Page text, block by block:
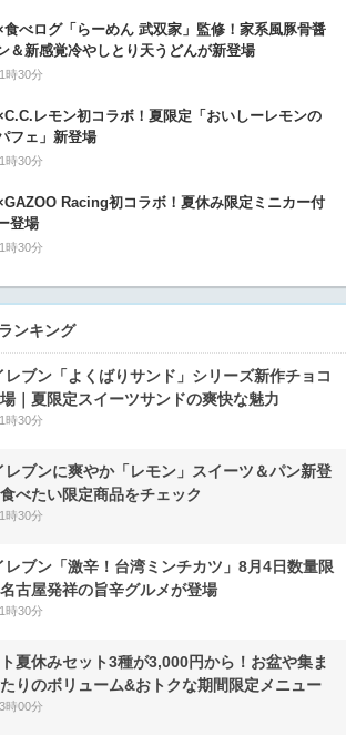
食べログ「らーめん 武双家」監修！家系風豚骨醤
＆新感覚冷やしとり天うどんが新登場
時30分
レモン初コラボ！夏限定「おいしーレモンの
フェ」新登場
時30分
Racing初コラボ！夏休み限定ミニカー付
登場
時30分
ンキング
レブン「よくばりサンド」シリーズ新作チョコ
｜夏限定スイーツサンドの爽快な魅力
時30分
レブンに爽やか「レモン」スイーツ＆パン新登
べたい限定商品をチェック
時30分
レブン「激辛！台湾ミンチカツ」8月4日数量限
古屋発祥の旨辛グルメが登場
時30分
夏休みセット3種が3,000円から！お盆や集ま
りのボリューム&おトクな期間限定メニュー
時00分